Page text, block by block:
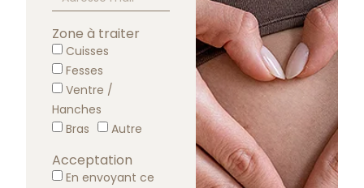
Zone à traiter
Cuisses
Fesses
Ventre /
Hanches
Bras
Autre
Acceptation
En envoyant ce